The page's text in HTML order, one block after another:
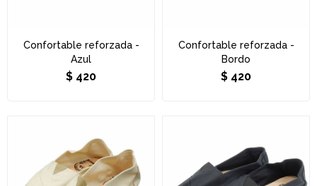
Confortable reforzada -
Azul
$ 420
Confortable reforzada -
Bordo
$ 420